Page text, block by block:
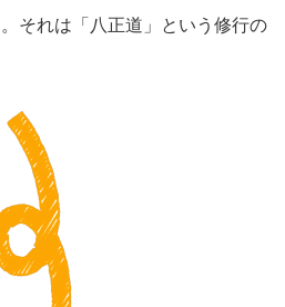
それは「八正道」という修行の